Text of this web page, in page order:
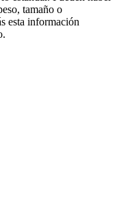
tamaño o
esta información